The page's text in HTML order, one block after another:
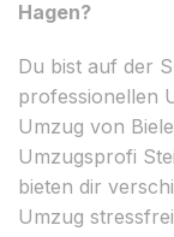
Hagen?
Du bist auf der
professionellen
Umzug von
Umzugsprofi
bieten dir
Umzug